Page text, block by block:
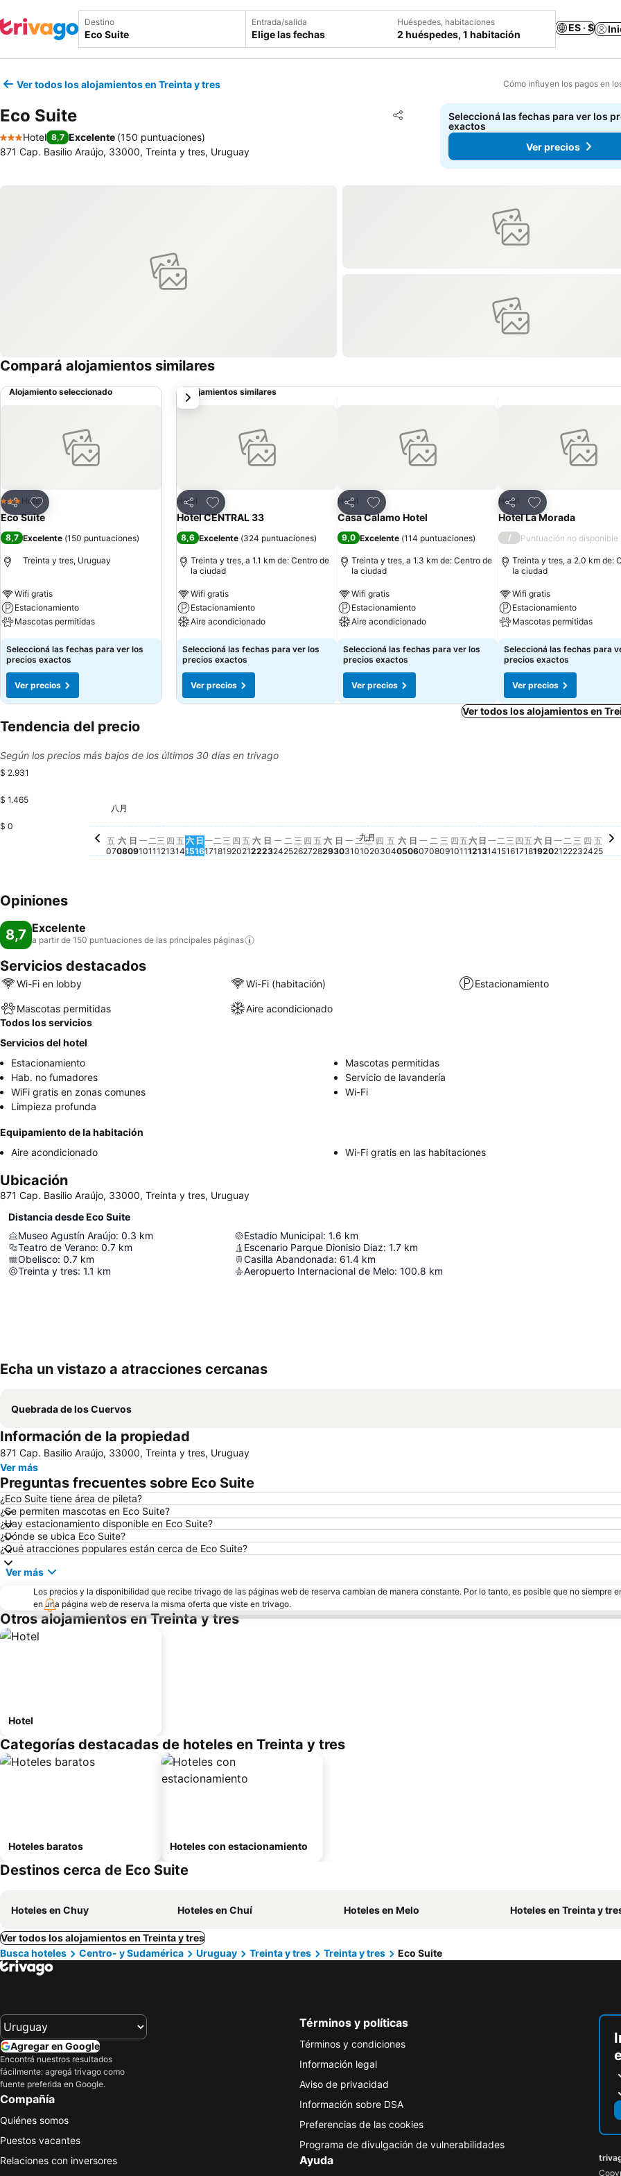
Destino Entrada/salida
Elige las fechas
Huéspedes, habitaciones
2 huéspedes, 1 habitación
ES · $
Ver todos los alojamientos en Treinta y tres Cómo influyen los pagos en
Eco Suite Compartir
Añadir a favoritos
3 Estrellas
Hotel 8,7 Excelente (150 puntuaciones)
871 Cap. Basilio Araújo, 33000, Treinta y tres, Uruguay
Seleccioná las fechas para ver los
exactos
Ver precios
Compará alojamientos similares
Alojamiento seleccionado
Compartir
Añadir a favoritos
3 Estrellas
Hotel
Eco Suite
8,7 Excelente (150 puntuaciones)
Treinta y tres, Uruguay
Wifi gratis
Estacionamiento
Mascotas permitidas
Seleccioná las fechas para ver los
precios exactos
Ver precios
Alojamientos similares
Compartir
Añadir a favoritos
Hotel
Hotel CENTRAL 33
8,6 Excelente (324 puntuaciones)
Treinta y tres, a 1.1 km de: Centro de
la ciudad
Wifi gratis
Estacionamiento
Aire acondicionado
Seleccioná las fechas para ver los
precios exactos
Ver precios
Compartir
Añadir a favoritos
Hotel
Casa Calamo Hotel
9,0 Excelente (114 puntuaciones)
Treinta y tres, a 1.3 km de: Centro de
la ciudad
Wifi gratis
Estacionamiento
Aire acondicionado
Seleccioná las fechas para ver los
precios exactos
Ver precios
Compartir
Añadir a favoritos
Hotel
Hotel La Morada
/ Puntuación no disponible
Treinta y tres, a 2.0 km de:
la ciudad
Wifi gratis
Estacionamiento
Mascotas permitidas
Seleccioná las fechas para
precios exactos
Ver precios
siguiente
Ver todos los alojamientos en
Tendencia del precio
Según los precios más bajos de los últimos 30 días en trivago
$ 2.931
$ 1.465
$ 0
星期五, 八月 07
$ 2.823
八月
五
07
星期六, 八月 08
$ 2.823
六
08
日
09
一
10
二
11
三
12
四
13
五
14
六
15
日
16
一
17
二
18
三
19
四
20
五
21
六
22
日
23
一
24
二
25
星期三, 八月 26
No hay ningún precio disponible para esta fecha
三
26
星期四, 八月 27
No hay ningún precio disponible para esta fecha
四
27
五
28
六
29
日
30
星期一, 八月 31
No hay ningún precio disponible para esta fecha
一
31
星期二, 九月 01
No hay ningún precio disponible para esta fecha
九月
二
01
星期三, 九月 02
No hay ningún precio disponible para esta fecha
三
02
星期四, 九月 03
No hay ningún precio disponible para esta
四
03
星期五, 九月 04
No hay ningún precio disponible para esta
五
04
星期六, 九月 05
No hay ningún precio disponible para esta
六
05
星期日, 九月 06
No hay ningún precio disponible para
日
06
星期一, 九月 07
No hay ningún precio disponible para
一
07
星期二, 九月 08
No hay ningún precio disponible
二
08
星期三, 九月 09
No hay ningún precio disponible
三
09
星期四, 九月 10
No hay ningún precio
四
10
星期五, 九月 11
No hay ningún precio
五
11
星期六, 九月 12
No hay ningún precio
六
12
星期日, 九月 13
No hay ningún precio
日
13
星期一, 九月 14
No hay ningún precio
一
14
星期二, 九月 15
No hay ningún precio
二
15
星期三, 九月 16
No hay ningún
三
16
星期四, 九月 17
No hay ningún
四
17
星期五, 九月 18
No hay ningún
五
18
星期六, 九月 19
No hay ningún
六
19
星期日, 九月 20
No hay
日
20
星期一, 九月
No hay
一
21
星期二, 九
No hay
二
22
星期三,
No hay
三
23
星期
No
四
24
星期
No
五
25
Opiniones
8,7 Excelente
a partir de 150 puntuaciones de las principales páginas
Servicios destacados
Wi-Fi en lobby Wi-Fi (habitación) Estacionamiento
Mascotas permitidas
Aire acondicionado
Todos los servicios
Servicios del hotel
Estacionamiento
Mascotas permitidas
Hab. no fumadores
Servicio de lavandería
WiFi gratis en zonas comunes
Wi-Fi
Limpieza profunda
Equipamiento de la habitación
Aire acondicionado
Wi-Fi gratis en las habitaciones
Ubicación
871 Cap. Basilio Araújo, 33000, Treinta y tres, Uruguay
Distancia desde Eco Suite
Museo Agustín Araújo: 0.3 km
Teatro de Verano: 0.7 km
Obelisco: 0.7 km
Treinta y tres: 1.1 km
Estadio Municipal: 1.6 km
Escenario Parque Dionisio Diaz: 1.7 km
Casilla Abandonada: 61.4 km
Aeropuerto Internacional de Melo: 100.8 km
Echa un vistazo a atracciones cercanas
Quebrada de los Cuervos
Información de la propiedad
871 Cap. Basilio Araújo, 33000, Treinta y tres, Uruguay
Ver más
Preguntas frecuentes sobre Eco Suite
¿Eco Suite tiene área de pileta?
¿Se permiten mascotas en Eco Suite?
¿Hay estacionamiento disponible en Eco Suite?
¿Dónde se ubica Eco Suite?
¿Qué atracciones populares están cerca de Eco Suite?
Ver más
Los precios y la disponibilidad que recibe trivago de las páginas web de reserva cambian de manera constante. Por lo tanto, es posible que no siempre
en una página web de reserva la misma oferta que viste en trivago.
Otros alojamientos en Treinta y tres
Hotel
Categorías destacadas de hoteles en Treinta y tres
Hoteles baratos Hoteles con estacionamiento
Destinos cerca de Eco Suite
Hoteles en Chuy Hoteles en Chuí Hoteles en Melo Hoteles en Treinta y
Ver todos los alojamientos en Treinta y tres
Busca hoteles
Centro- y Sudamérica Uruguay Treinta y tres Treinta y tres Eco Suite
Agregar en Google
Encontrá nuestros resultados
fácilmente: agregá trivago como
fuente preferida en Google.
Compañía
Quiénes somos
Puestos vacantes
Relaciones con inversores
Términos y políticas
Términos y condiciones
Información legal
Aviso de privacidad
Información sobre DSA
Preferencias de las cookies
Programa de divulgación de vulnerabilidades
Ayuda